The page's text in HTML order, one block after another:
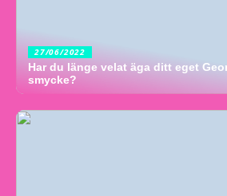
27/06/2022
Har du länge velat äga ditt eget
smycke?